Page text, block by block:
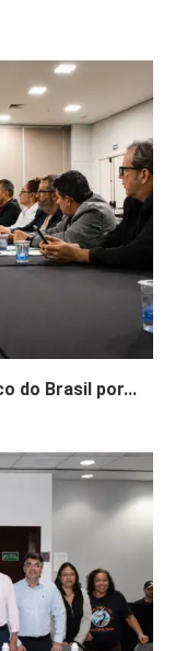
do Brasil por...